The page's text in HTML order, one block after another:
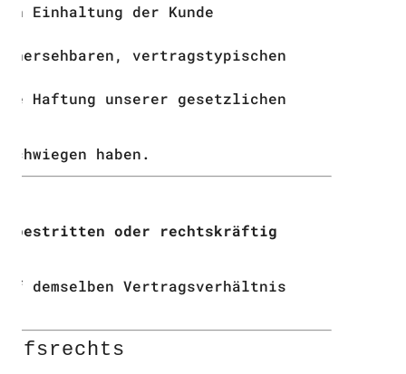
Einhaltung der Kunde
vertragstypischen
Haftung unserer gesetzlichen
haben.
unbestritten oder rechtskräftig
demselben Vertragsverhältnis